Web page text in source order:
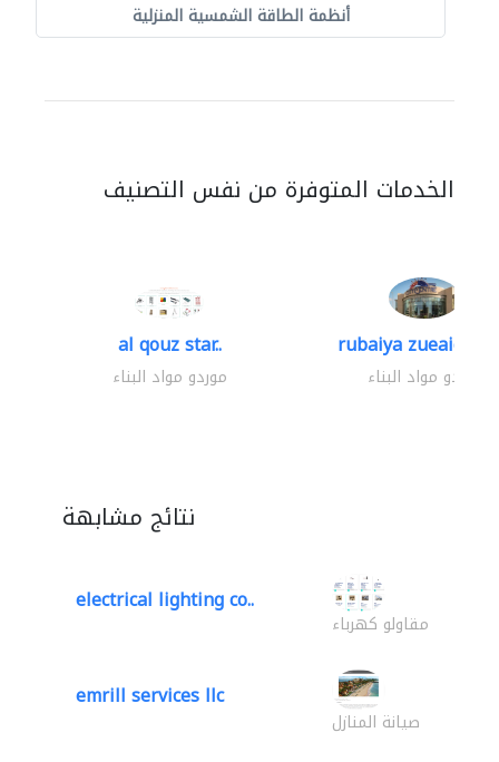
أنظمة الطاقة الشمسية المنزلية
الخدمات المتوفرة من نفس التصنيف
al qouz star..
موردو مواد البناء
rubaiya zueaid
موردو مواد البناء
نتائج مشابهة
electrical lighting co..
مقاولو كهرباء
emrill services llc
صيانة المنازل